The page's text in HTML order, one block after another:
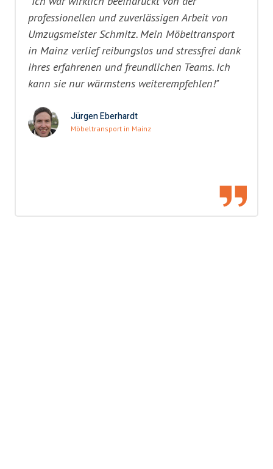
professionellen und zuverlässigen Arbeit von
Umzugsmeister Schmitz. Mein Möbeltransport
in Mainz verlief reibungslos und stressfrei dank
ihres erfahrenen und freundlichen Teams. Ich
kann sie nur wärmstens weiterempfehlen!"
Jürgen Eberhardt
Möbeltransport in Mainz